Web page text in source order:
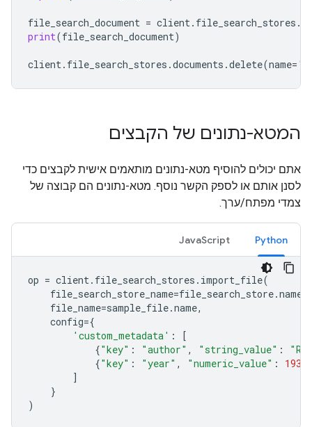
file_search_document = client. file_search_stores .
print(file_search_document)
client. file_search_stores .documents .delete(name=
המטא-נתונים של הקבצים
אתם יכולים להוסיף מטא-נתונים מותאמים אישית לקבצים כדי
לסנן אותם או לספק הקשר נוסף. מטא-נתונים הם קבוצה של
צמדי מפתח/ערך.
Python
JavaScript
op = client. file_search_stores . import_file(
file_search_store_name=file_search_store.name
file_name=sample_file.name,
config={
'custom_metadata' :
[
{"key" : "author" , "string_value" :
{"key" : "year" , "numeric_value" : 1934
]
}
)